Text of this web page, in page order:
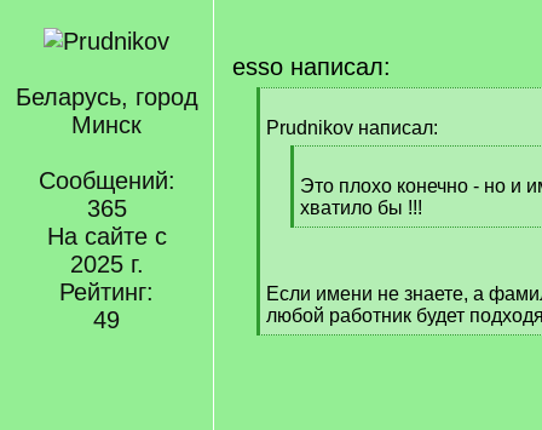
Беларусь, город
Минск
Сообщений:
365
На сайте с
2025 г.
Рейтинг:
49
esso написал:
q
Prudnikov написал:
q
]
Это плохо конечно - но и
хватило бы !!!
[
]
Если имени не знаете, а
любой работник будет
[